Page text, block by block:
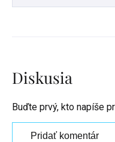
Diskusia
Buďte prvý, kto napíše
Pridať komentár